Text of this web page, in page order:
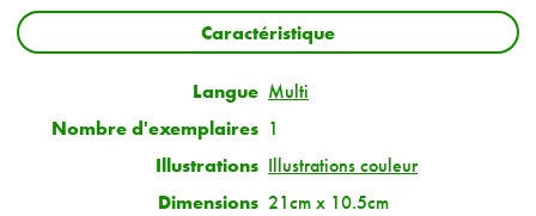
Caractéristique
Langue Multi
Nombre d'exemplaires 1
Illustrations Illustrations couleur
Dimensions 21cm x 10.5cm